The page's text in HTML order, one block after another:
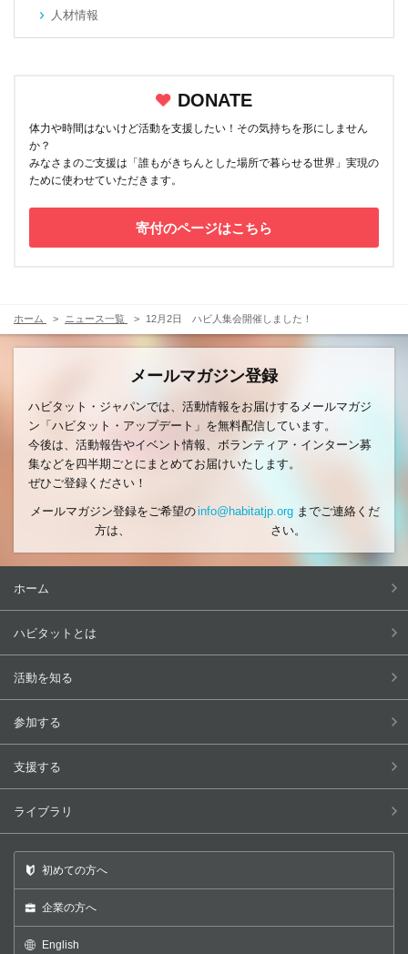
人材情報
DONATE
体力や時間はないけど活動を支援したい！その気持ちを形にしません
か？
みなさまのご支援は「誰もがきちんとした場所で暮らせる世界」実現の
ために使わせていただきます。
寄付のページはこちら
ホーム ニュース一覧 12月2日 ハビ人集会開催しました！
メールマガジン登録
ハビタット・ジャパンでは、活動情報をお届けするメールマガジ
ン「ハビタット・アップデート」を無料配信しています。
今後は、活動報告やイベント情報、ボランティア・インターン募
集などを四半期ごとにまとめてお届けいたします。
ぜひご登録ください！
メールマガジン登録をご希望の
方は、
info@habitatjp.orgまでご連絡くだ
さい。
ホーム
ハビタットとは
活動を知る
参加する
支援する
ライブラリ
初めての方へ
企業の方へ
English